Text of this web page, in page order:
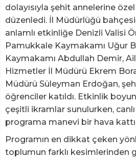
dolayısıyla şehit annelerine
düzenledi. İl Müdürlüğü
anlamlı etkinliğe Denizli Valisi
Pamukkale Kaymakamı Uğur
Kaymakamı Abdullah Demir,
Hizmetler İl Müdürü Ekrem
Müdürü Süleyman Erdoğan,
öğrenciler katıldı. Etkinlik
çeşitli ikramlar sunulurken,
programa manevi bir hava
Programın en dikkat çeken
toplumun farklı kesimlerinden